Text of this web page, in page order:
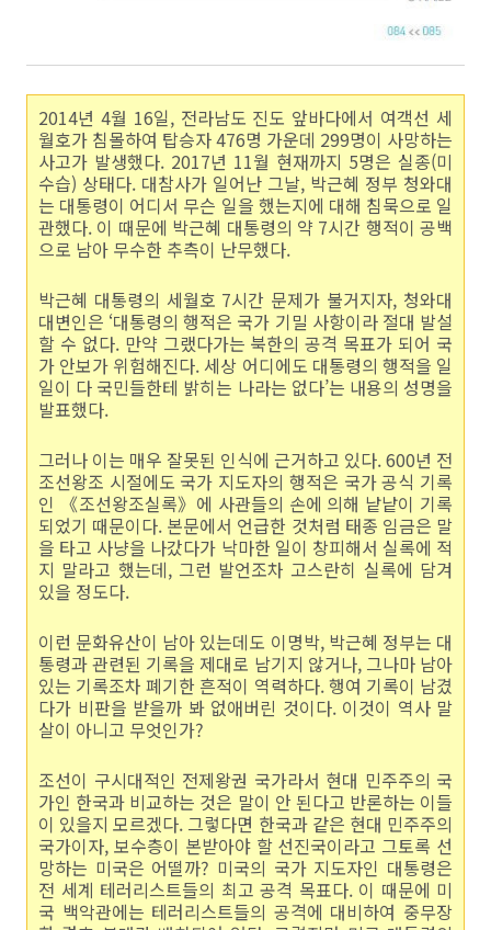
2014년 4월 16일, 전라남도 진도 앞바다에서 여객선 세
월호가 침몰하여 탑승자 476명 가운데 299명이 사망하는
사고가 발생했다. 2017년 11월 현재까지 5명은 실종(미
수습) 상태다. 대참사가 일어난 그날, 박근혜 정부 청와대
는 대통령이 어디서 무슨 일을 했는지에 대해 침묵으로 일
관했다. 이 때문에 박근혜 대통령의 약 7시간 행적이 공백
으로 남아 무수한 추측이 난무했다.
박근혜 대통령의 세월호 7시간 문제가 불거지자, 청와대
대변인은 ‘대통령의 행적은 국가 기밀 사항이라 절대 발설
할 수 없다. 만약 그랬다가는 북한의 공격 목표가 되어 국
가 안보가 위험해진다. 세상 어디에도 대통령의 행적을 일
일이 다 국민들한테 밝히는 나라는 없다’는 내용의 성명을
발표했다.
그러나 이는 매우 잘못된 인식에 근거하고 있다. 600년 전
조선왕조 시절에도 국가 지도자의 행적은 국가 공식 기록
인 《조선왕조실록》에 사관들의 손에 의해 낱낱이 기록
되었기 때문이다. 본문에서 언급한 것처럼 태종 임금은 말
을 타고 사냥을 나갔다가 낙마한 일이 창피해서 실록에 적
지 말라고 했는데, 그런 발언조차 고스란히 실록에 담겨
있을 정도다.
이런 문화유산이 남아 있는데도 이명박, 박근혜 정부는 대
통령과 관련된 기록을 제대로 남기지 않거나, 그나마 남아
있는 기록조차 폐기한 흔적이 역력하다. 행여 기록이 남겼
다가 비판을 받을까 봐 없애버린 것이다. 이것이 역사 말
살이 아니고 무엇인가?
조선이 구시대적인 전제왕권 국가라서 현대 민주주의 국
가인 한국과 비교하는 것은 말이 안 된다고 반론하는 이들
이 있을지 모르겠다. 그렇다면 한국과 같은 현대 민주주의
국가이자, 보수층이 본받아야 할 선진국이라고 그토록 선
망하는 미국은 어떨까? 미국의 국가 지도자인 대통령은
전 세계 테러리스트들의 최고 공격 목표다. 이 때문에 미
국 백악관에는 테러리스트들의 공격에 대비하여 중무장